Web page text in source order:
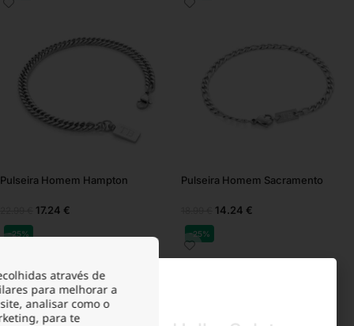
Pulseira Homem Hampton
17.24 €
Pulseira Homem Sacramento
14.24 €
-25% -25%
através de
para melhorar a
analisar como o
para te